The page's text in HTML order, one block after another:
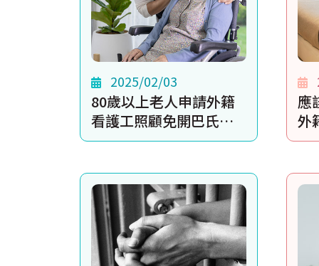
2025/02/03
80歲以上老人申請外籍
看護工照顧免開巴氏量
表，真的會造成重症病
應
外
社